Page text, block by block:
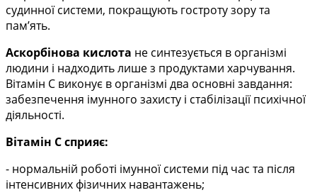
судинної системи, покращують гостроту зору та
пам’ять.
Аскорбінова кислота не синтезується в організмі
людини і надходить лише з продуктами харчування.
Вітамін С виконує в організмі два основні завдання:
забезпечення імунного захисту і стабілізації психічної
діяльності.
Вітамін С сприяє:
- нормальній роботі імунної системи під час та після
інтенсивних фізичних навантажень;